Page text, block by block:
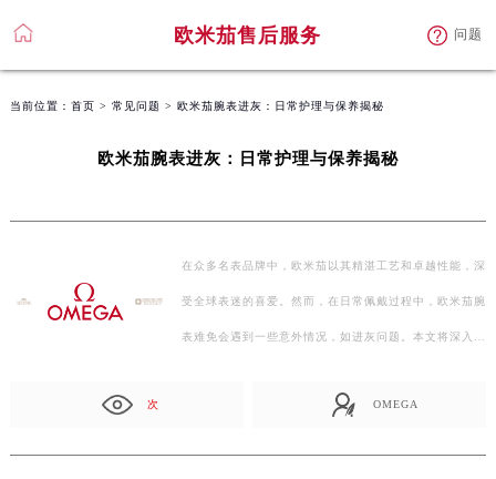
欧米茄售后服务 问题
当前位置： 首页 > 常见问题 > 欧米茄腕表进灰：日常护理与保养揭秘
欧米茄腕表进灰：日常护理与保养揭秘
在众多名表品牌中，欧米茄以其精湛工艺和卓越性能，深
受全球表迷的喜爱。然而，在日常佩戴过程中，欧米茄腕
表难免会遇到一些意外情况，如进灰问题。本文将深入探
次 OMEGA